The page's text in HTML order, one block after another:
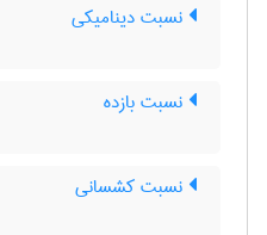
نسبت دینامیکی
نسبت بازده
نسبت کشسانی